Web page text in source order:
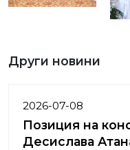
Други новини
2026-07-08
Позиция на
Десислава